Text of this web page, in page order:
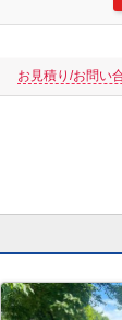
お見積り/お問い